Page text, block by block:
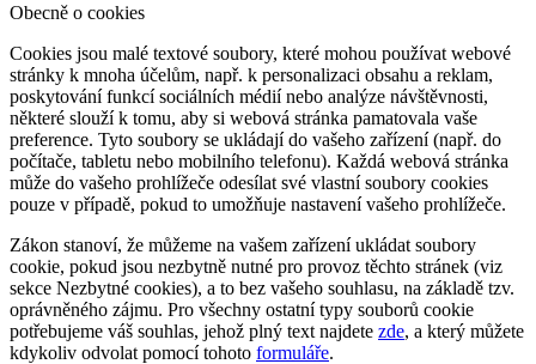
Obecně o cookies
Cookies jsou malé textové soubory, které mohou používat webové
stránky k mnoha účelům, např. k personalizaci obsahu a reklam,
poskytování funkcí sociálních médií nebo analýze návštěvnosti,
některé slouží k tomu, aby si webová stránka pamatovala vaše
preference. Tyto soubory se ukládají do vašeho zařízení (např. do
počítače, tabletu nebo mobilního telefonu). Každá webová stránka
může do vašeho prohlížeče odesílat své vlastní soubory cookies
pouze v případě, pokud to umožňuje nastavení vašeho prohlížeče.
Zákon stanoví, že můžeme na vašem zařízení ukládat soubory
cookie, pokud jsou nezbytně nutné pro provoz těchto stránek (viz
sekce Nezbytné cookies), a to bez vašeho souhlasu, na základě tzv.
oprávněného zájmu. Pro všechny ostatní typy souborů cookie
potřebujeme váš souhlas, jehož plný text najdete zde, a který můžete
kdykoliv odvolat pomocí tohoto formuláře.